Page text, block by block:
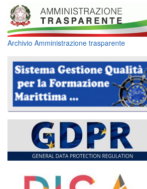
Archivio Amministrazione trasparente